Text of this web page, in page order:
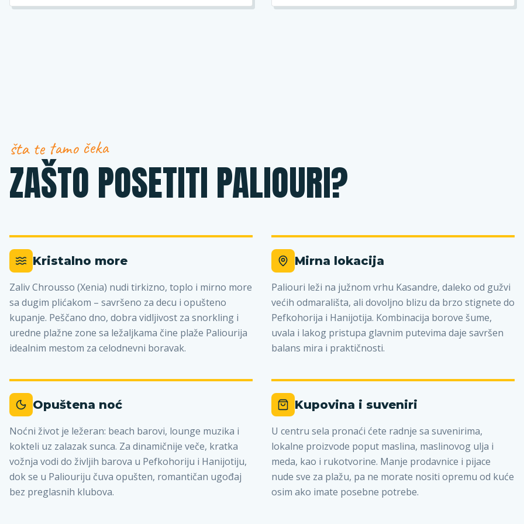
šta te tamo čeka
ZAŠTO POSETITI PALIOURI?
Kristalno more
Zaliv Chrousso (Xenia) nudi tirkizno, toplo i mirno more
sa dugim plićakom – savršeno za decu i opušteno
kupanje. Peščano dno, dobra vidljivost za snorkling i
uredne plažne zone sa ležaljkama čine plaže Paliourija
idealnim mestom za celodnevni boravak.
Mirna lokacija
Paliouri leži na južnom vrhu Kasandre, daleko od gužvi
većih odmarališta, ali dovoljno blizu da brzo stignete do
Pefkohorija i Hanijotija. Kombinacija borove šume,
uvala i lakog pristupa glavnim putevima daje savršen
balans mira i praktičnosti.
Opuštena noć
Noćni život je ležeran: beach barovi, lounge muzika i
kokteli uz zalazak sunca. Za dinamičnije veče, kratka
vožnja vodi do življih barova u Pefkohoriju i Hanijotiju,
dok se u Paliouriju čuva opušten, romantičan ugođaj
bez preglasnih klubova.
Kupovina i suveniri
U centru sela pronaći ćete radnje sa suvenirima,
lokalne proizvode poput maslina, maslinovog ulja i
meda, kao i rukotvorine. Manje prodavnice i pijace
nude sve za plažu, pa ne morate nositi opremu od kuće
osim ako imate posebne potrebe.